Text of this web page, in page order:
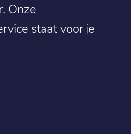
Onze
staat voor je